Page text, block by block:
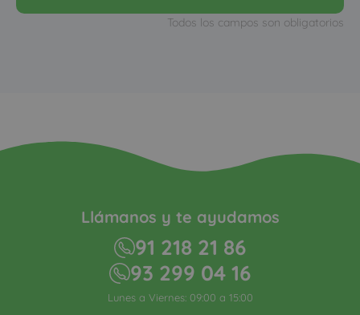
Todos los campos son obligatorios
Llámanos y te ayudamos
91 218 21 86
93 299 04 16
Lunes a Viernes: 09:00 a 15:00